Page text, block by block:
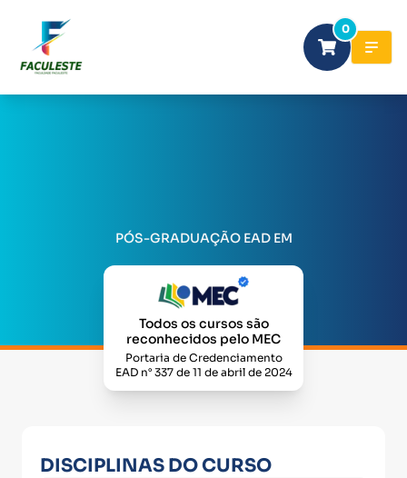
0
PÓS-GRADUAÇÃO EAD EM
Todos os cursos são
reconhecidos pelo MEC
Portaria de Credenciamento
EAD n° 337 de 11 de abril de 2024
DISCIPLINAS DO CURSO